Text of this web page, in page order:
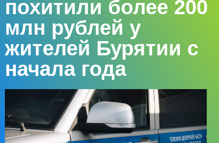
похитили более 200
млн рублей у
жителей Бурятии с
начала года